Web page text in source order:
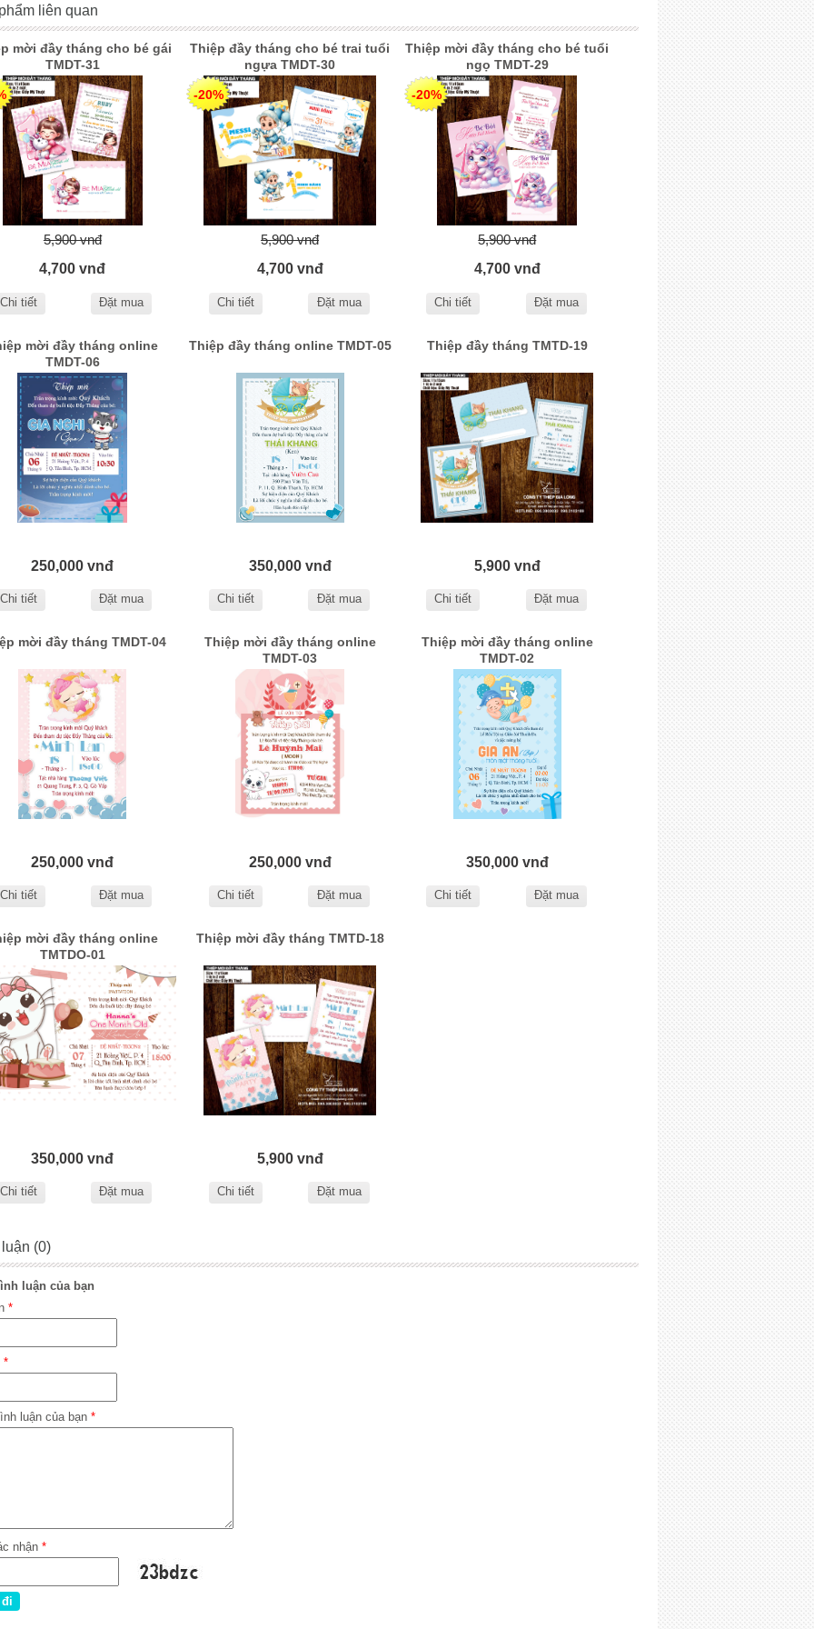
liên quan
mời đầy tháng cho bé gái
TMDT-31
5,900 vnđ
4,700 vnđ
Chi tiết Đặt mua
Thiệp đầy tháng cho bé trai tuổi
ngựa TMDT-30
-20%
5,900 vnđ
4,700 vnđ
Chi tiết Đặt mua
Thiệp mời đầy tháng cho bé tuổi
ngọ TMDT-29
-20%
5,900 vnđ
4,700 vnđ
Chi tiết Đặt mua
mời đầy tháng online
TMDT-06
250,000 vnđ
Chi tiết Đặt mua
Thiệp đầy tháng online TMDT-05
350,000 vnđ
Chi tiết Đặt mua
Thiệp đầy tháng TMTD-19
5,900 vnđ
Chi tiết Đặt mua
mời đầy tháng TMDT-04
250,000 vnđ
Chi tiết Đặt mua
Thiệp mời đầy tháng online
TMDT-03
250,000 vnđ
Chi tiết Đặt mua
Thiệp mời đầy tháng online
TMDT-02
350,000 vnđ
Chi tiết Đặt mua
mời đầy tháng online
TMTDO-01
350,000 vnđ
Chi tiết Đặt mua
Thiệp mời đầy tháng TMTD-18
5,900 vnđ
Chi tiết Đặt mua
(0)
luận của bạn
*
*
luận của bạn*
nhận*